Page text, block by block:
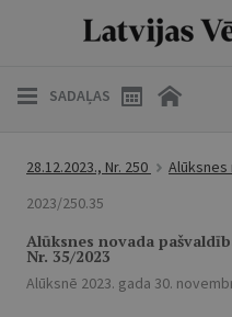
SADAĻAS
28.12.2023., Nr. 250
Alūksnes
2023/250.35
Alūksnes novada
Nr. 35/2023
Alūksnē 2023. gada 30.